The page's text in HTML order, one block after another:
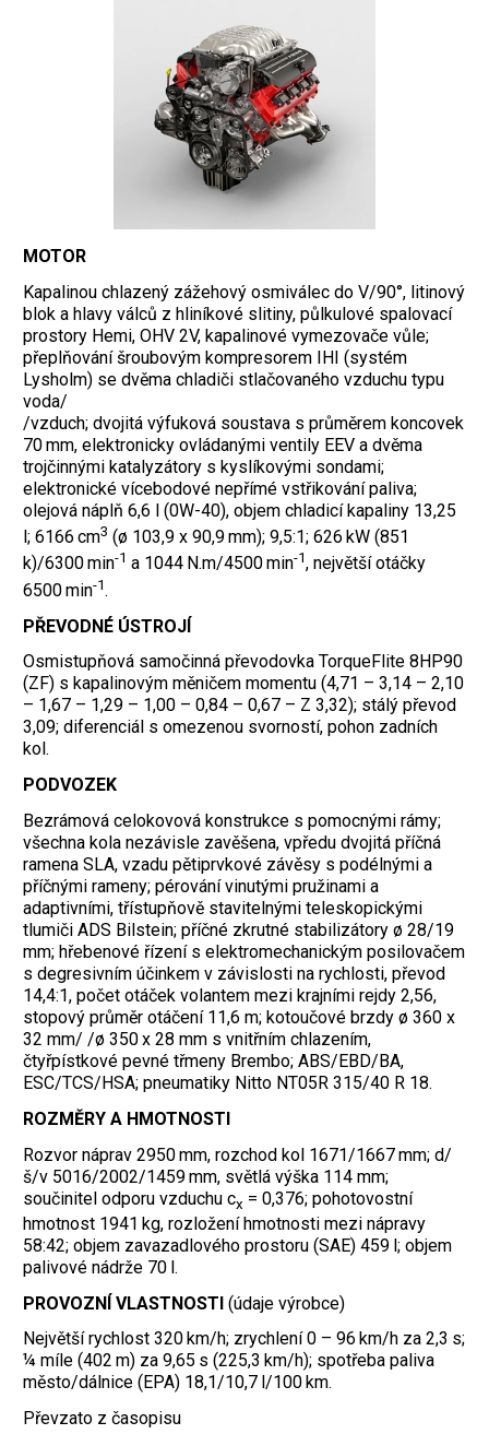
MOTOR
Kapalinou chlazený zážehový osmiválec do V/90°, litinový
blok a hlavy válců z hliníkové slitiny, půlkulové spalovací
prostory Hemi, OHV 2V, kapalinové vymezovače vůle;
přeplňování šroubovým kompresorem IHI (systém
Lysholm) se dvěma chladiči stlačovaného vzduchu typu
voda/
/vzduch; dvojitá výfuková soustava s průměrem koncovek
70 mm, elektronicky ovládanými ventily EEV a dvěma
trojčinnými katalyzátory s kyslíkovými sondami;
elektronické vícebodové nepřímé vstřikování paliva;
olejová náplň 6,6 l (0W-40), objem chladicí kapaliny 13,25
l; 6166 cm3 (ø 103,9 x 90,9 mm); 9,5:1; 626 kW (851
k)/6300 min-1 a 1044 N.m/4500 min-1, největší otáčky
6500 min-1.
PŘEVODNÉ ÚSTROJÍ
Osmistupňová samočinná převodovka TorqueFlite 8HP90
(ZF) s kapalinovým měničem momentu (4,71 – 3,14 – 2,10
– 1,67 – 1,29 – 1,00 – 0,84 – 0,67 – Z 3,32); stálý převod
3,09; diferenciál s omezenou svorností, pohon zadních
kol.
PODVOZEK
Bezrámová celokovová konstrukce s pomocnými rámy;
všechna kola nezávisle zavěšena, vpředu dvojitá příčná
ramena SLA, vzadu pětiprvkové závěsy s podélnými a
příčnými rameny; pérování vinutými pružinami a
adaptivními, třístupňově stavitelnými teleskopickými
tlumiči ADS Bilstein; příčné zkrutné stabilizátory ø 28/19
mm; hřebenové řízení s elektromechanickým posilovačem
s degresivním účinkem v závislosti na rychlosti, převod
14,4:1, počet otáček volantem mezi krajními rejdy 2,56,
stopový průměr otáčení 11,6 m; kotoučové brzdy ø 360 x
32 mm/ /ø 350 x 28 mm s vnitřním chlazením,
čtyřpístkové pevné třmeny Brembo; ABS/EBD/BA,
ESC/TCS/HSA; pneumatiky Nitto NT05R 315/40 R 18.
ROZMĚRY A HMOTNOSTI
Rozvor náprav 2950 mm, rozchod kol 1671/1667 mm; d/
š/v 5016/2002/1459 mm, světlá výška 114 mm;
součinitel odporu vzduchu cx = 0,376; pohotovostní
hmotnost 1941 kg, rozložení hmotnosti mezi nápravy
58:42; objem zavazadlového prostoru (SAE) 459 l; objem
palivové nádrže 70 l.
PROVOZNÍ VLASTNOSTI (údaje výrobce)
Největší rychlost 320 km/h; zrychlení 0 – 96 km/h za 2,3 s;
¼ míle (402 m) za 9,65 s (225,3 km/h); spotřeba paliva
město/dálnice (EPA) 18,1/10,7 l/100 km.
Převzato z časopisu